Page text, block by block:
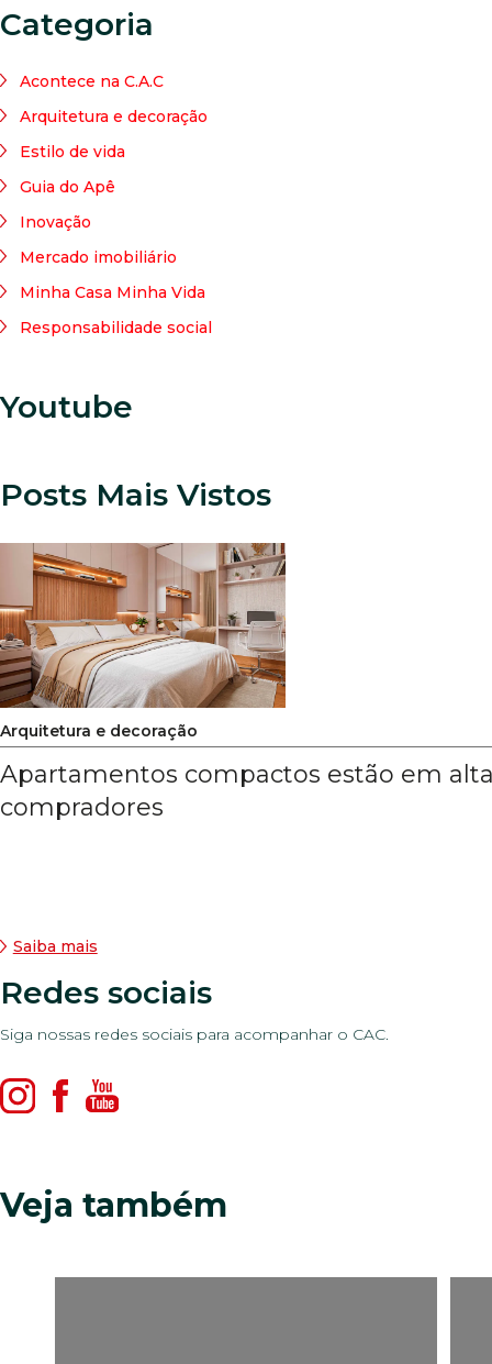
Categoria
Acontece na C.A.C
Arquitetura e decoração
Estilo de vida
Guia do Apê
Inovação
Mercado imobiliário
Minha Casa Minha Vida
Responsabilidade social
Youtube
Posts Mais Vistos
Arquitetura e decoração
Apartamentos compactos estão em
compradores
Saiba mais
Redes sociais
Siga nossas redes sociais para acompanhar o CAC.
Veja também